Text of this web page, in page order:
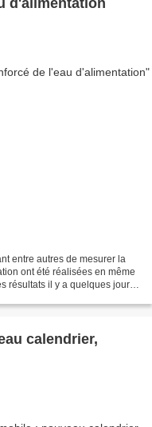
entre autres de mesurer la
ont été réalisées en même
résultats il y a quelques jours.
calendrier,